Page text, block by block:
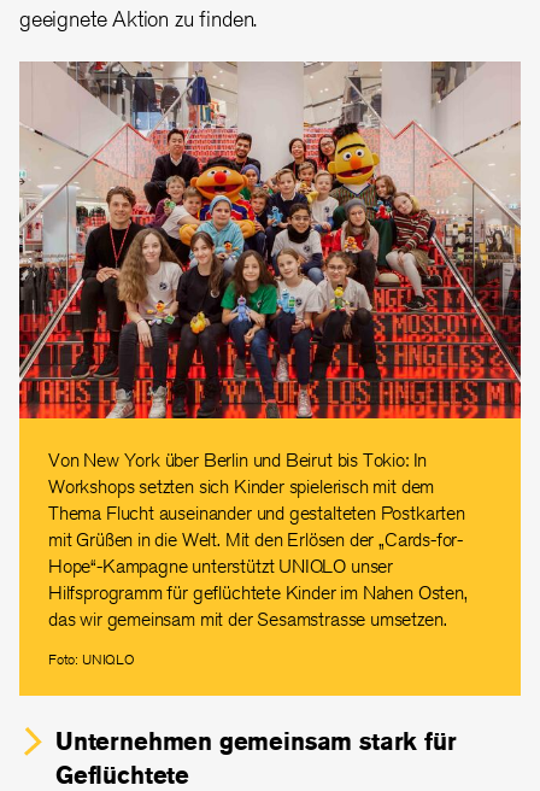
geeignete Aktion zu finden.
Von New York über Berlin und Beirut bis Tokio: In
Workshops setzten sich Kinder spielerisch mit dem
Thema Flucht auseinander und gestalteten Postkarten
mit Grüßen in die Welt. Mit den Erlösen der „Cards-for-
Hope“-Kampagne unterstützt UNIQLO unser
Hilfsprogramm für geflüchtete Kinder im Nahen Osten,
das wir gemeinsam mit der Sesamstrasse umsetzen.
Foto: UNIQLO
Unternehmen gemeinsam stark für
Geflüchtete